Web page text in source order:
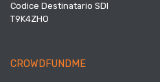
Codice Destinatario SDI
T9K4ZHO
CROWDFUNDME